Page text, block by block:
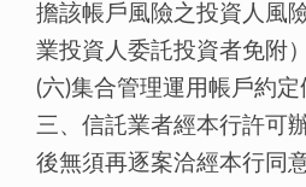
擔該帳戶風險之投資人風
業投資人委託投資者免附）
(六)集合管理運用帳戶約定
三、信託業者經本行許可
後無須再逐案洽經本行同